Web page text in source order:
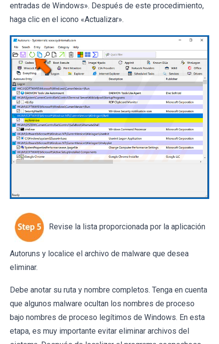
entradas de Windows». Después de este procedimiento,
haga clic en el icono «Actualizar».
Revise la lista proporcionada por la aplicación
Autoruns y localice el archivo de malware que desea
eliminar.
Debe anotar su ruta y nombre completos. Tenga en cuenta
que algunos malware ocultan los nombres de proceso
bajo nombres de proceso legítimos de Windows. En esta
etapa, es muy importante evitar eliminar archivos del